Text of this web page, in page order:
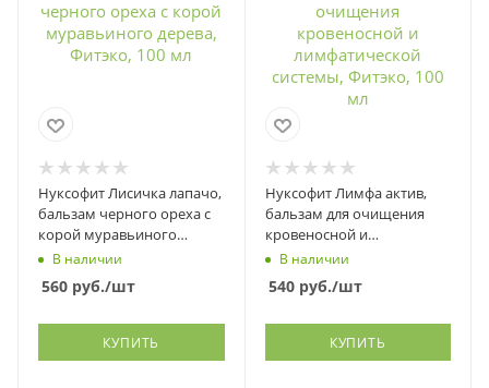
Нуксофит Лисичка лапачо,
бальзам черного ореха с
корой муравьиного
дерева, Фитэко, 100 мл
В наличии
560 руб./шт
КУПИТЬ
Нуксофит Лимфа актив,
бальзам для очищения
кровеносной и
лимфатической системы,
Фитэко, 100 мл
В наличии
540руб./шт
КУПИТЬ